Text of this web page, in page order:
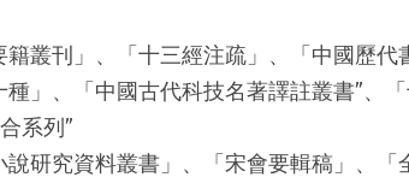
叢刊」、「十三經注疏」、「中國歷
」、「中國古代科技名著譯註叢書”、
系列”
研究資料叢書」、「宋會要輯稿」、